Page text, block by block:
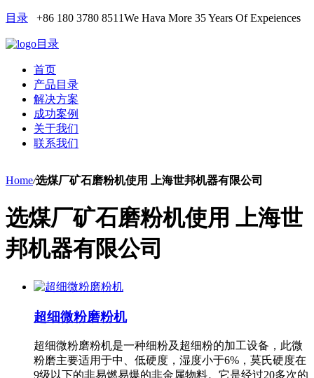
目录 +86 180 3780 8511We Hava More 35 Years Of Expeiences
目录
首页
产品目录
解决方案
成功案例
关于我们
联系我们
Home/选煤厂矿石磨粉机使用 上海世邦机器有限公司
选煤厂矿石磨粉机使用 上海世
邦机器有限公司
超细微粉磨粉机
超细微粉磨粉机是一种细粉及超细粉的加工设备，此微
粉磨主要适用于中、低硬度，湿度小于6%，莫氏硬度在
9级以下的非易燃易爆的非金属物料。它是经过20多次的